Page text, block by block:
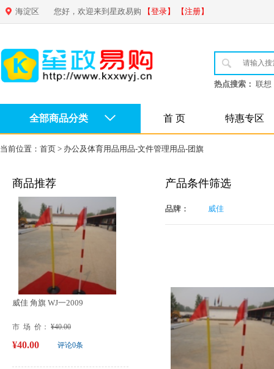
海淀区 您好，欢迎来到星政易购 【登录】 【注册】
热点搜索： 联想
全部商品分类 首 页 特惠专区
当前位置： 首页 > 办公及体育用品用品-文件管理用品-团旗
商品推荐
威佳 角旗 WJ一2009
市 场 价： ¥40.00
评论0条
¥40.00
产品条件筛选
品牌： 威佳